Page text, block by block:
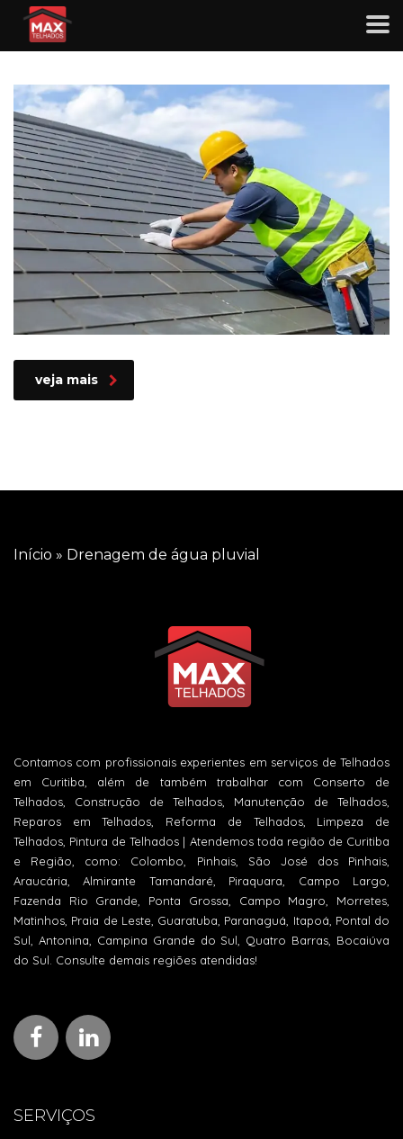
Como fazer a limpeza e
manutenção da calha e do telhado
veja mais
Início » Drenagem de água pluvial
Contamos com profissionais experientes em serviços de Telhados
em Curitiba, além de também trabalhar com Conserto de
Telhados, Construção de Telhados, Manutenção de Telhados,
Reparos em Telhados, Reforma de Telhados, Limpeza de
Telhados, Pintura de Telhados | Atendemos toda região de Curitiba
e Região, como: Colombo, Pinhais, São José dos Pinhais,
Araucária, Almirante Tamandaré, Piraquara, Campo Largo,
Fazenda Rio Grande, Ponta Grossa, Campo Magro, Morretes,
Matinhos, Praia de Leste, Guaratuba, Paranaguá, Itapoá, Pontal do
Sul, Antonina, Campina Grande do Sul, Quatro Barras, Bocaiúva
do Sul. Consulte demais regiões atendidas!
SERVIÇOS